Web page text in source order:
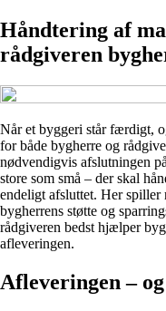
Håndtering af
rådgiveren
Når et byggeri står færdigt,
for både bygherre og
nødvendigvis afslutningen
store som små – der skal
endeligt afsluttet. Her spiller
bygherrens støtte og
rådgiveren bedst hjælper
afleveringen.
Afleveringen –